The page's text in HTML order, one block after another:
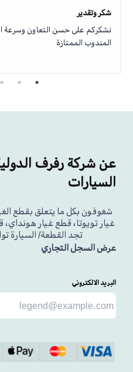
شكر وتقدير
نشكركم على حسن التعاون وسرعة
المندوب الممتازة
عن شركة رفرف
السيارات
شغوفون بكل ما يتعلق بقطع
غيار تويوتا، قطع غيار
تجد القطعة/ السيارة
عرض السجل التجاري
البريد الالكتروني